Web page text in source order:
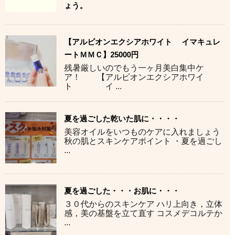
ょう。
【アルビオンエクシアホワイト イマキュレ
ートＭＭＣ】25000円
残暑厳しいのでもう一ヶ月美白集中ケ
ア！ 【アルビオンエクシアホワイ
ト イ ...
夏を過ごした乾いた肌に・・・・
美容オイルをいつものケアに入れましょう
秋の肌とスキンケアポイント ・夏を過ごし
...
夏を過ごした・・・お肌に・・・
３０代からのスキンケア ハリ上向き，立体
感，美の基盤を立て直す コスメデコルテか
...